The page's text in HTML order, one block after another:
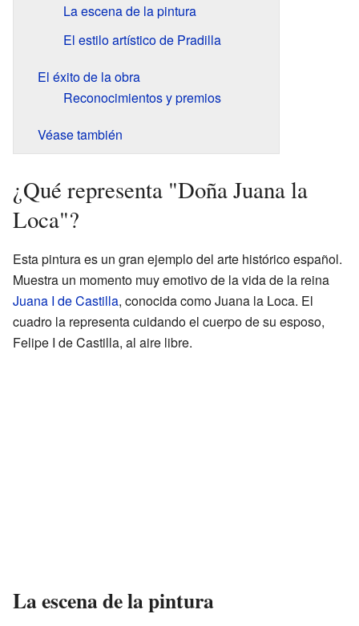
La escena de la pintura
El estilo artístico de Pradilla
El éxito de la obra
Reconocimientos y premios
Véase también
¿Qué representa "Doña Juana la
Loca"?
Esta pintura es un gran ejemplo del arte histórico español.
Muestra un momento muy emotivo de la vida de la reina
Juana I de Castilla, conocida como Juana la Loca. El
cuadro la representa cuidando el cuerpo de su esposo,
Felipe I de Castilla, al aire libre.
La escena de la pintura